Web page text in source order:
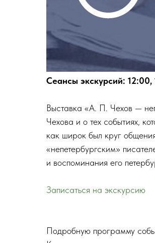
Сеансы экскурсий:
Выставка «А. П. Чехов —
Чехова и о тех событиях,
как широк был круг
«непетербургским»
и воспоминания его
Записаться на экскурсию
Подробную программу